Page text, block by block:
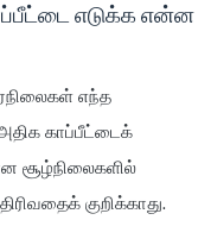
எடுக்க என்ன
எந்த
காப்பீட்டைக்
சூழ்நிலைகளில்
குறிக்காது.